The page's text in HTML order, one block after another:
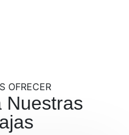
OFRECER
Nuestras